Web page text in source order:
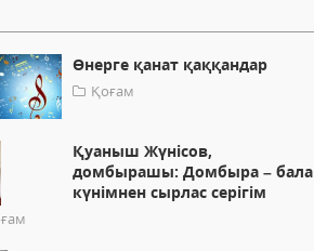
Өнерге қанат қаққандар
Қоғам
Қуаныш Жүнісов,
домбырашы: Домбыра – бала
күнімнен сырлас серігім